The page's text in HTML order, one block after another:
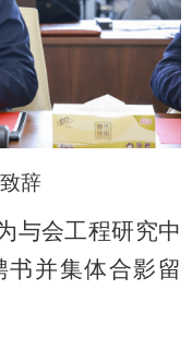
辞
与会工程研究中
并集体合影留